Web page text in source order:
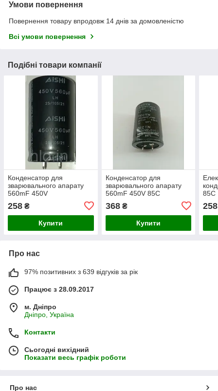
Умови повернення
Повернення товару впродовж 14 днів за домовленістю
Всі умови повернення
Подібні товари компанії
Конденсатор для
зварювального апарату
560mF 450V
258 ₴
Купити
Конденсатор для
зварювального апарату
560mF 450V 85С
368₴
Купити
85С
258
Про нас
97% позитивних з 639 відгуків за рік
Працює з 28.09.2017
м. Дніпро
Дніпро, Україна
Контакти
Сьогодні вихідний
Показати весь графік роботи
Про нас